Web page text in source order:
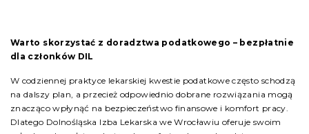
Warto skorzystać z doradztwa podatkowego – bezpłatnie
dla członków DIL
W codziennej praktyce lekarskiej kwestie podatkowe często schodzą
na dalszy plan, a przecież odpowiednio dobrane rozwiązania mogą
znacząco wpłynąć na bezpieczeństwo finansowe i komfort pracy.
Dlatego Dolnośląska Izba Lekarska we Wrocławiu oferuje swoim